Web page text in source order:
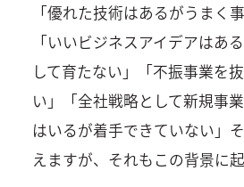
「優れた技術はあるがうまく
「いいビジネスアイデアはあ
して育たない」「不振事業を
い」「全社戦略として新規事
はいるが着手できていない」
えますが、それもこの背景に起